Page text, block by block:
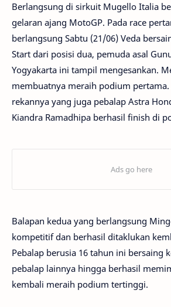
Berlangsung di sirkuit Mugello Italia
gelaran ajang MotoGP. Pada race
berlangsung Sabtu (21/06) Veda
Start dari posisi dua, pemuda asal
Yogyakarta ini tampil mengesankan.
membuatnya meraih podium pertama.
rekannya yang juga pebalap Astra
Kiandra Ramadhipa berhasil finish di
Balapan kedua yang berlangsung
kompetitif dan berhasil ditaklukan
Pebalap berusia 16 tahun ini bersaing
pebalap lainnya hingga berhasil
kembali meraih podium tertinggi.